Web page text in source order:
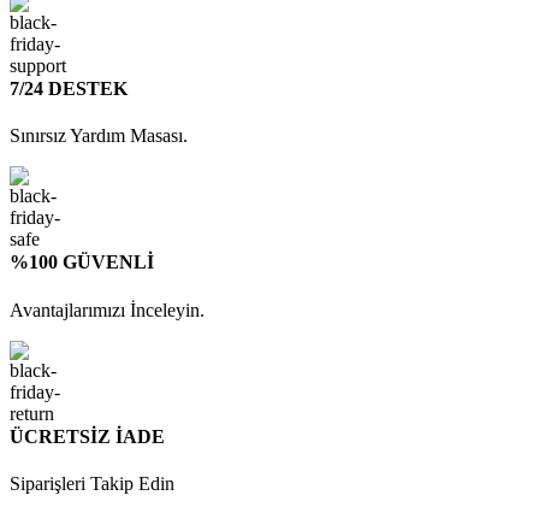
7/24 DESTEK
Sınırsız Yardım Masası.
%100 GÜVENLİ
Avantajlarımızı İnceleyin.
ÜCRETSİZ İADE
Siparişleri Takip Edin